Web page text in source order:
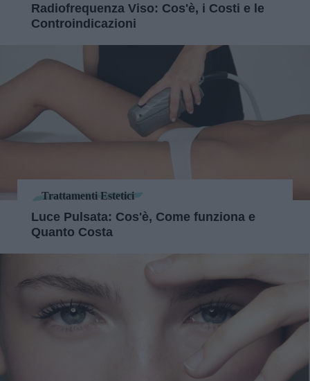
Radiofrequenza Viso: Cos'è, i Costi e le
Controindicazioni
Trattamenti Estetici
Luce Pulsata: Cos'è, Come funziona e
Quanto Costa